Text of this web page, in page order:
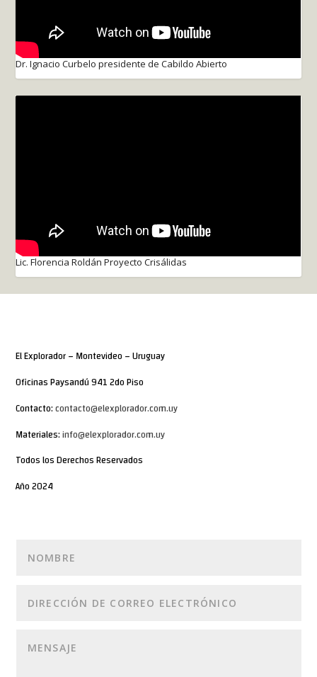
Dr. Ignacio Curbelo presidente de Cabildo Abierto
Lic. Florencia Roldán Proyecto Crisálidas
El Explorador – Montevideo – Uruguay
Oficinas Paysandú 941 2do Piso
Contacto:contacto@elexplorador.com.uy
Materiales:info@elexplorador.com.uy
Todos los Derechos Reservados
Año 2024